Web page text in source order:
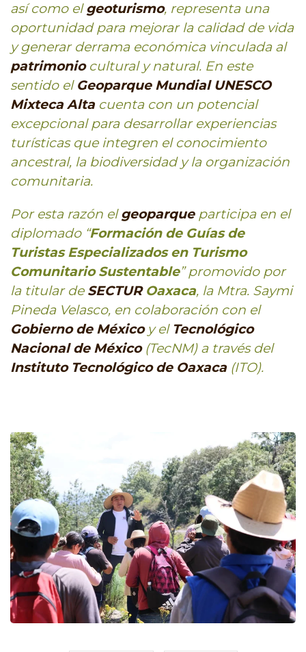
así como elgeoturismo, representa una
oportunidad para mejorar la calidad de vida
y generar derrama económica vinculada al
patrimoniocultural y natural. En este
sentido el Geoparque Mundial UNESCO
Mixteca Alta cuenta con un potencial
excepcional para desarrollar experiencias
turísticas que integren el conocimiento
ancestral, la biodiversidad y la organización
comunitaria.
Por esta razón elgeoparqueparticipa en el
diplomado “Formación de Guías de
Turistas Especializados en Turismo
Comunitario Sustentable” promovido por
la titular de SECTUR Oaxaca, la Mtra. Saymi
Pineda Velasco, en colaboración con el
Gobierno de Méxicoy el Tecnológico
Nacional de México(TecNM) a través del
Instituto Tecnológico de Oaxaca (ITO).